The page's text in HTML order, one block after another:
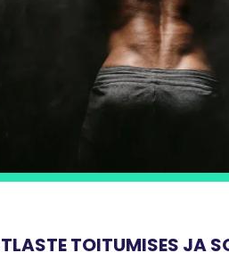
TOITUMISES JA